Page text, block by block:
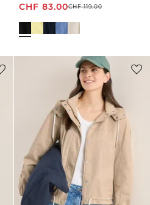
CHF 83.00CHF119.00